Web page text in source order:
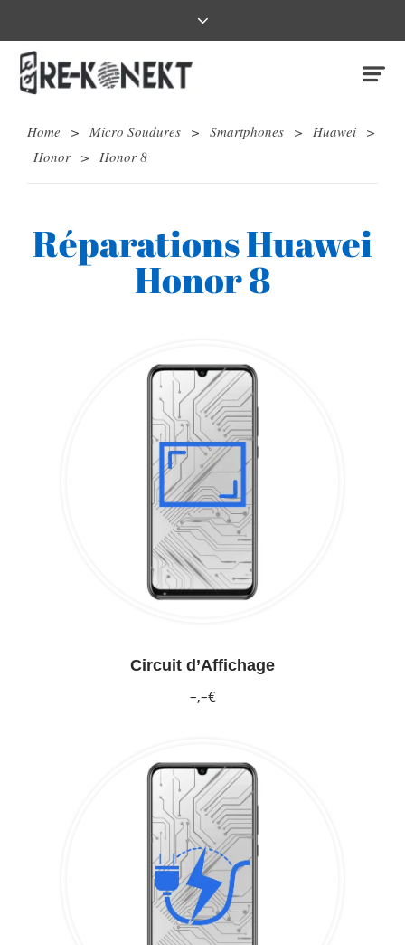
Home > Micro Soudures > Smartphones > Huawei >
Honor > Honor 8
Réparations Huawei
Honor 8
Circuit d’Affichage
–,–€